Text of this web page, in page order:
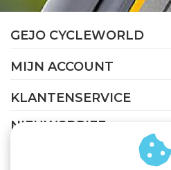
GEJO CYCLEWORLD
MIJN ACCOUNT
KLANTENSERVICE
NIEUWSBRIEF
Abonneer je op onze